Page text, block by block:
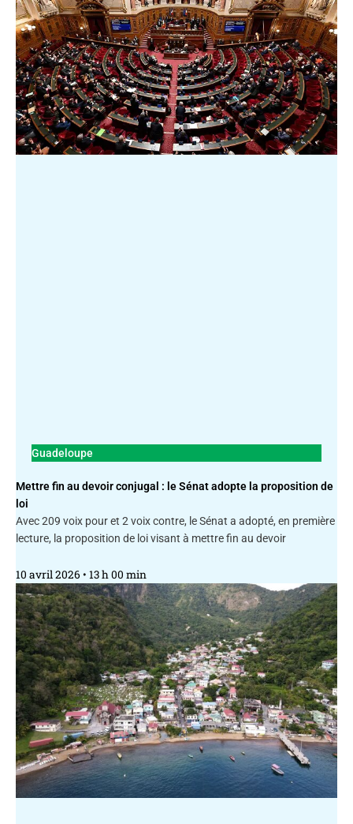
Guadeloupe
Mettre fin au devoir conjugal : le Sénat adopte la proposition de
loi
Avec 209 voix pour et 2 voix contre, le Sénat a adopté, en première
lecture, la proposition de loi visant à mettre fin au devoir
10 avril 2026 13 h 00 min